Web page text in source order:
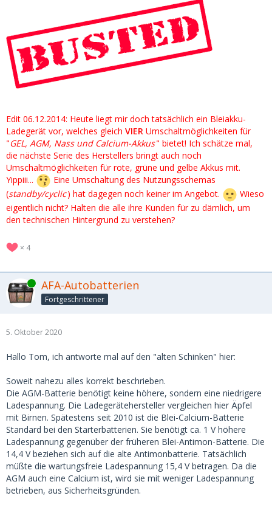
Edit 06.12.2014: Heute liegt mir doch tatsächlich ein Bleiakku-
Ladegerät vor, welches gleich VIER Umschaltmöglichkeiten für
"GEL, AGM, Nass und Calcium-Akkus" bietet! Ich schätze mal,
die nächste Serie des Herstellers bringt auch noch
Umschaltmöglichkeiten für rote, grüne und gelbe Akkus mit.
Yippiii...
Eine Umschaltung des Nutzungsschemas
(standby/cyclic) hat dagegen noch keiner im Angebot.
Wieso
eigentlich nicht? Halten die alle ihre Kunden für zu dämlich, um
den technischen Hintergrund zu verstehen?
4
Online AFA-Autobatterien
Fortgeschrittener
5. Oktober 2020
Hallo Tom, ich antworte mal auf den "alten Schinken" hier:
Soweit nahezu alles korrekt beschrieben.
Die AGM-Batterie benötigt keine höhere, sondern eine niedrigere
Ladespannung. Die Ladegerätehersteller vergleichen hier Äpfel
mit Birnen. Spätestens seit 2010 ist die Blei-Calcium-Batterie
Standard bei den Starterbatterien. Sie benötigt ca. 1 V höhere
Ladespannung gegenüber der früheren Blei-Antimon-Batterie. Die
14,4 V beziehen sich auf die alte Antimonbatterie. Tatsächlich
müßte die wartungsfreie Ladespannung 15,4 V betragen. Da die
AGM auch eine Calcium ist, wird sie mit weniger Ladespannung
betrieben, aus Sicherheitsgründen.